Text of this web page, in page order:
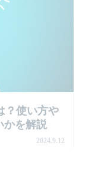
？使い方や
かを解説
2024.9.12